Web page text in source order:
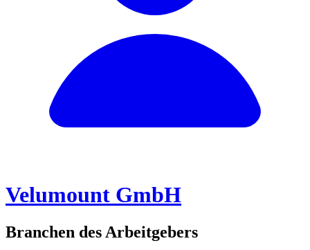
Velumount GmbH
Branchen des Arbeitgebers